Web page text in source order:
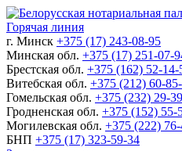
Горячая линия
г. Минск +375 (17) 243-08-95
Минская обл. +375 (17) 251-07-
Брестская обл. +375 (162) 52-14-
Витебская обл. +375 (212) 60-
Гомельская обл. +375 (232) 29-
Гродненская обл. +375 (152) 55-
Могилевская обл. +375 (222)
БНП +375 (17) 323-59-34